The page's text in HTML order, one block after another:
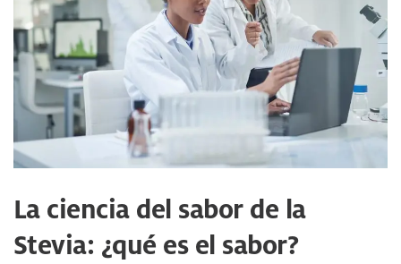
La ciencia del sabor de la
Stevia: ¿qué es el sabor?